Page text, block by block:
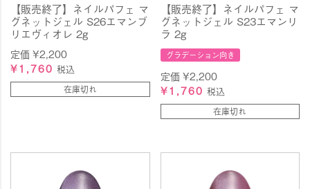
【販売終了】ネイルパフェ マ
グネットジェル S26エマンブ
リエヴィオレ 2g
定価¥2,200
¥1,760 税込
在庫切れ
【販売終了】ネイルパフェ マ
グネットジェル S23エマンリ
ラ 2g
グラデーション向き
定価 ¥2,200
¥1,760 税込
在庫切れ